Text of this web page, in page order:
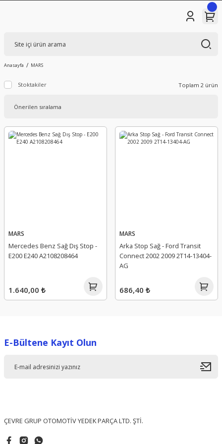
Anasayfa MARS
Stoktakiler Toplam 2 ürün
MARS
Mercedes Benz Sağ Dış Stop -
E200 E240 A2108208464
1.640,00 ₺
MARS
Arka Stop Sağ - Ford Transit
Connect 2002 2009 2T14-13404-
AG
686,40 ₺
E-Bültene Kayıt Olun
ÇEVRE GRUP OTOMOTİV YEDEK PARÇA LTD. ŞTİ.